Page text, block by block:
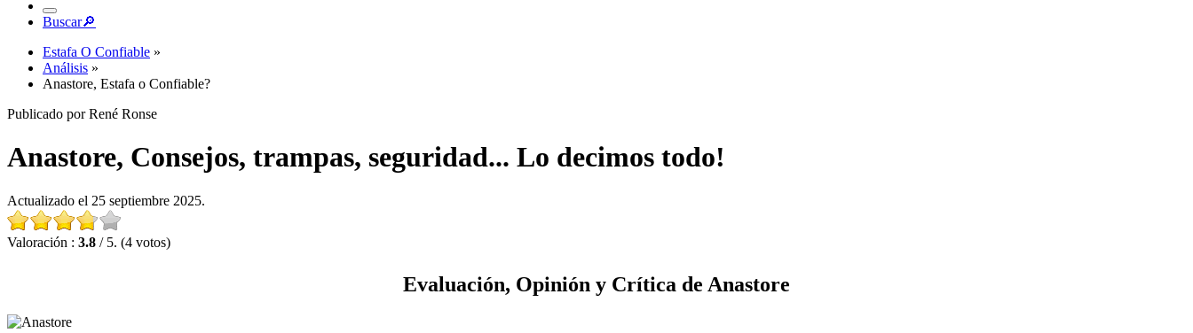
Buscar🔎︎
Estafa O Confiable »
Análisis »
Anastore, Estafa o Confiable?
Publicado por René Ronse
Anastore, Consejos, trampas, seguridad... Lo decimos todo!
Actualizado el 25 septiembre 2025.
Valoración : 3.8 / 5. (4 votos)
Evaluación, Opinión y Crítica de Anastore